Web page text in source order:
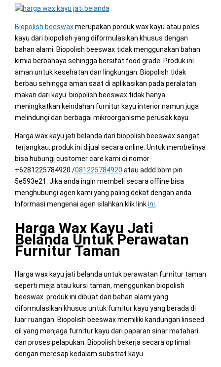
Biopolish beeswaxmerupakan porduk wax kayu atau poles
kayu dari biopolish yang diformulasikan khusus dengan
bahan alami. Biopolish beeswax tidak menggunakan bahan
kimia berbahaya sehingga bersifat food grade. Produk ini
aman untuk kesehatan dan lingkungan. Biopolish tidak
berbau sehingga aman saat di aplikasikan pada peralatan
makan dari kayu. biopolish beeswax tidak hanya
meningkatkan keindahan furnitur kayu interior namun juga
melindungi dari berbagai mikroorganisme perusak kayu.
Harga wax kayu jati belanda dari biopolish beeswax sangat
terjangkau. produk ini dijual secara online. Untuk membelinya
bisa hubungi customer care kami di nomor
+6281225784920 /081225784920 atau addd bbm pin
5e593e21. Jika anda ingin membeli secara offline bisa
menghubungi agen kami yang paling dekat dengan anda.
Informasi mengenai agen silahkan klik linkini
Harga Wax Kayu Jati
Belanda Untuk Perawatan
Furnitur Taman
Harga wax kayu jati belanda untuk perawatan furnitur taman
seperti meja atau kursi taman, menggunkan biopolish
beeswax. produk ini dibuat dari bahan alami yang
diformulasikan khusus untuk furnitur kayu yang berada di
luar ruangan. Biopolish beeswax memiliki kandungan linseed
oil yang menjaga furnitur kayu dari paparan sinar matahari
dan proses pelapukan. Biopolish bekerja secara optimal
dengan meresap kedalam substrat kayu.